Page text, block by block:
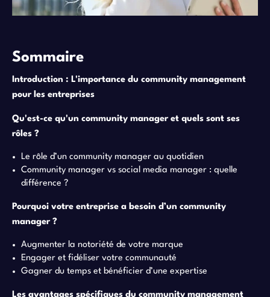
Sommaire
Introduction : L'importance du community management
pour les entreprises
Qu'est-ce qu'un community manager et quels sont ses
rôles ?
Le rôle d’un community manager au quotidien
Community manager vs social media manager : quelle
différence ?
Pourquoi votre entreprise a besoin d’un community
manager ?
Augmenter la notoriété de votre marque
Engager et fidéliser votre communauté
Gagner du temps et bénéficier d’une expertise
Les avantages spécifiques du community management